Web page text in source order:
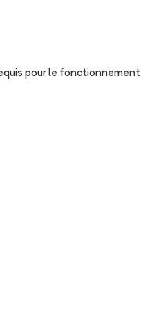
pour le fonctionnement